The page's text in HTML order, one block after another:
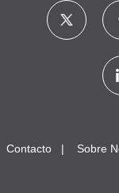
Contacto Sobre